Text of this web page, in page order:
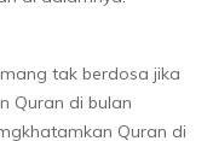
tak berdosa jika
Quran di bulan
Quran di